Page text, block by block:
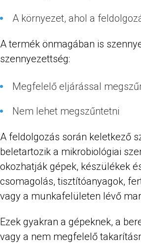
A környezet, ahol a
A termék önmagában is
szennyezettség:
Megfelelő eljárással
Nem lehet megszűntetni
A feldolgozás során keletkező
beletartozik a mikrobiológiai
okozhatják gépek, készülékek
csomagolás, tisztítóanyagok,
vagy a munkafelületen lévő
Ezek gyakran a gépeknek, a
vagy a nem megfelelő